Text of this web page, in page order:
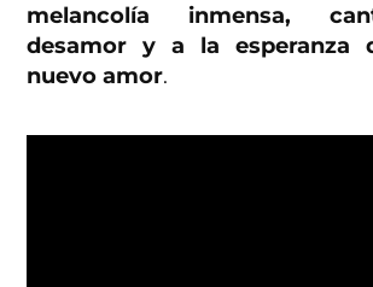
melancolía inmensa,
desamor y a la esperanza
nuevo amor.